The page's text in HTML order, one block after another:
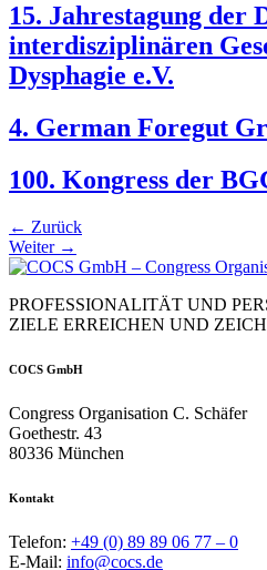
15. Jahrestagung der
interdisziplinären
Dysphagie e.V.
4. German Foregut
100. Kongress der
← Zurück
Weiter →
PROFESSIONALITÄT UND
ZIELE ERREICHEN UND
COCS GmbH
Congress Organisation C. Schäfer
Goethestr. 43
80336 München
Kontakt
Telefon: +49 (0) 89 89 06 77 – 0
E-Mail: info@cocs.de